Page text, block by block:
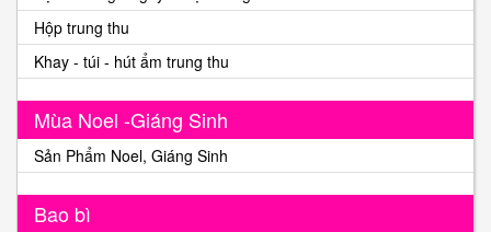
Hộp trung thu
Khay - túi - hút ẩm trung thu
Mùa Noel -Giáng Sinh
Sản Phẩm Noel, Giáng Sinh
Bao bì